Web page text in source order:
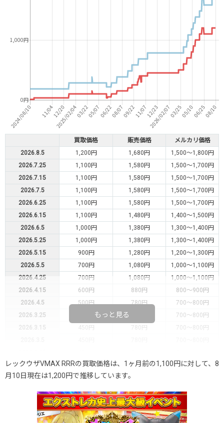
買取価格 販売価格
メルカリ価格
2026.8.5
1,200円 1,680円
1,500～1,800円
2026.7.25
1,100円 1,580円
1,500～1,700円
2026.7.15
1,100円 1,580円
1,500～1,700円
2026.7.5
1,100円 1,580円
1,500～1,700円
2026.6.25
1,100円 1,580円
1,500～1,700円
2026.6.15
1,100円 1,480円
1,400～1,500円
2026.6.5
1,000円 1,380円
1,300～1,400円
2026.5.25
1,000円 1,380円
1,300～1,400円
2026.5.15
900円 1,280円
1,200～1,300円
2026.5.5
700円 1,080円
1,000～1,100円
2026.4.25
700円 1,080円
1,000～1,100円
2026.4.15
600円 880円
800～900円
2026.4.5
500円 780円
700～800円
2026.3.25
700～800円
2026.3.15
450円 780円
700～800円
2026.2.15
450円 780円
700～800円
2026.2.5
450円
2026.1.15
450円 780円
700～800円
2026.1.5
450円 780円 700～800円
もっと見る
レックウザVMAX RRRの買取価格は、1ヶ月前の1,100円に対して、8
月10日現在は1,200円で推移しています。